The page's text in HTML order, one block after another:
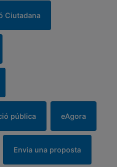
Ciutadana
pública eAgora
Envia una proposta